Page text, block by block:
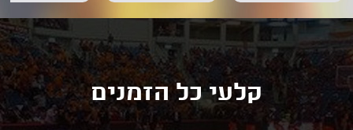
קלעי כל הזמנים